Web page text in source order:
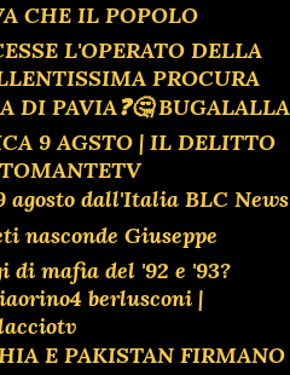
CHE IL POPOLO
L'OPERATO DELLA
PROCURA
DI PAVIA❓️🤔 BUGALALLA
9 AGSTO | IL DELITTO
agosto dall'Italia BLC News
nasconde Giuseppe
di mafia del '92 e '93?
berlusconi |
E PAKISTAN FIRMANO